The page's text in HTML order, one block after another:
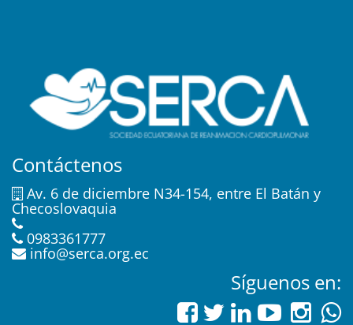
Contáctenos
Av. 6 de diciembre N34-154, entre El Batán y
Checoslovaquia
0983361777
info@serca.org.ec
Síguenos en: